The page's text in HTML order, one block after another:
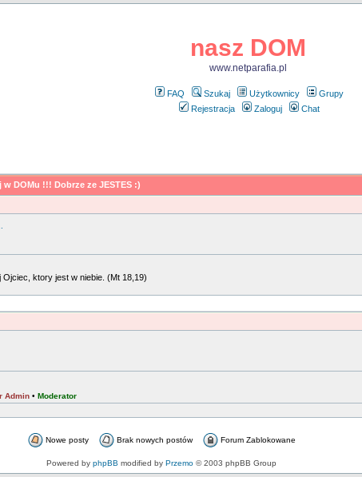
nasz DOM
www.netparafia.pl
FAQ Szukaj Użytkownicy
Grupy
Rejestracja
Zaloguj Chat
w DOMu !!! Dobrze ze JESTES :)
ktory jest w niebie. (Mt 18,19)
Admin • Moderator
Nowe posty Brak nowych postów Forum Zablokowane
Powered by phpBB modified by Przemo © 2003 phpBB Group